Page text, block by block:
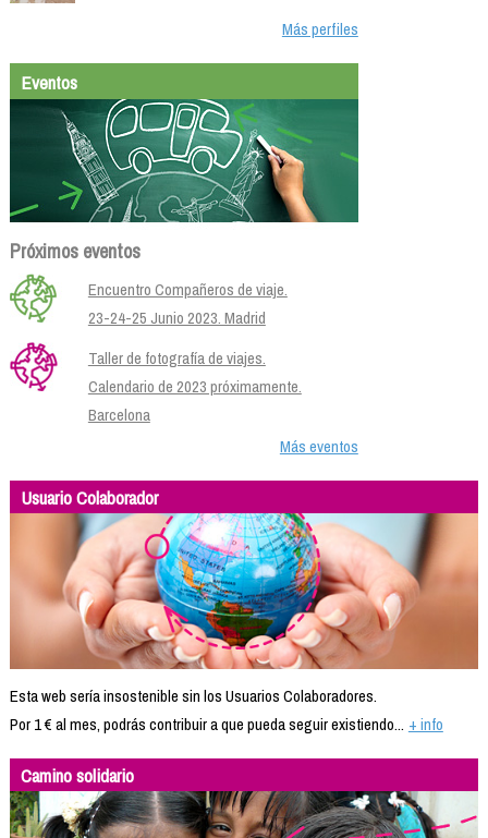
Más perfiles
Eventos
Próximos eventos
Encuentro Compañeros de viaje.
23-24-25 Junio 2023. Madrid
Taller de fotografía de viajes.
Calendario de 2023 próximamente.
Barcelona
Más eventos
Usuario Colaborador
Esta web sería insostenible sin los Usuarios Colaboradores.
Por 1 € al mes, podrás contribuir a que pueda seguir existiendo... + info
Camino solidario